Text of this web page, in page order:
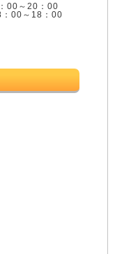
00～20：00
：00～18：00